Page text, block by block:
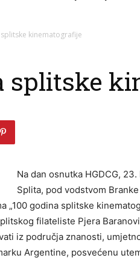
kinematografije
splitske
Na dan osnutka HGDCG,
Splita, pod vodstvom
„100 godina splitske
filateliste Pjera
iz područja znanosti,
Argentine, posvećenu